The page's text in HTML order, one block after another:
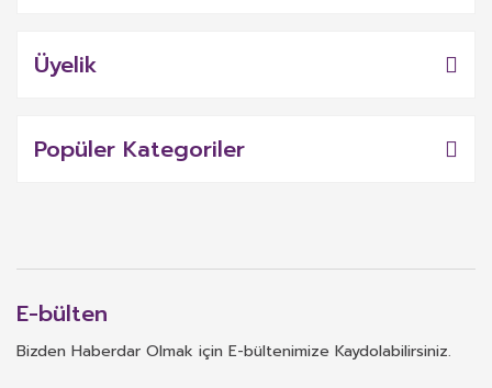
Üyelik
Popüler Kategoriler
E-bülten
Bizden Haberdar Olmak için E-bültenimize Kaydolabilirsiniz.